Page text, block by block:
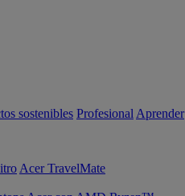
sostenibles Profesional Aprender
Acer TravelMate